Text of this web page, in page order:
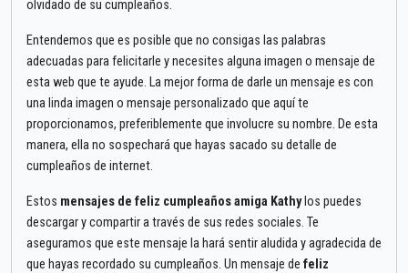
olvidado de su cumpleaños.
Entendemos que es posible que no consigas las palabras
adecuadas para felicitarle y necesites alguna imagen o mensaje de
esta web que te ayude. La mejor forma de darle un mensaje es con
una linda imagen o mensaje personalizado que aquí te
proporcionamos, preferiblemente que involucre su nombre. De esta
manera, ella no sospechará que hayas sacado su detalle de
cumpleaños de internet.
Estos mensajes de feliz cumpleaños amiga Kathylos puedes
descargar y compartir a través de sus redes sociales. Te
aseguramos que este mensaje la hará sentir aludida y agradecida de
que hayas recordado su cumpleaños. Un mensaje de feliz